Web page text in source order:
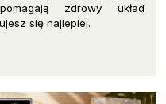
zdrowy układ
się najlepiej.